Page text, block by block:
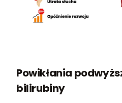
Powikłania
bilirubiny